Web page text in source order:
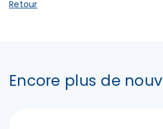
Retour
Encore plus de